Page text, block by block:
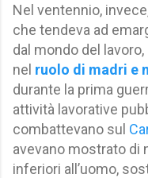
Nel ventennio,
che tendeva ad
dal mondo del
nel ruolo di madri e
durante la prima
attività lavorative
combattevano sul
avevano mostrato di
inferiori all’uomo,